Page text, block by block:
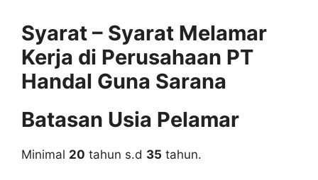
Syarat – Syarat Melamar
Kerja di Perusahaan PT
Handal Guna Sarana
Batasan Usia Pelamar
Minimal 20 tahun s.d 35 tahun.